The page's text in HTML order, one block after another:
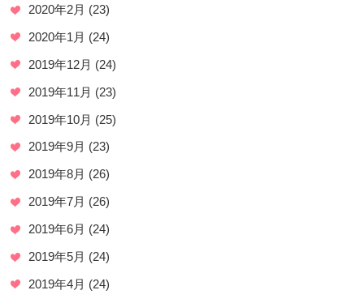
2020年2月 (23)
2020年1月 (24)
2019年12月 (24)
2019年11月 (23)
2019年10月 (25)
2019年9月 (23)
2019年8月 (26)
2019年7月 (26)
2019年6月 (24)
2019年5月 (24)
2019年4月 (24)